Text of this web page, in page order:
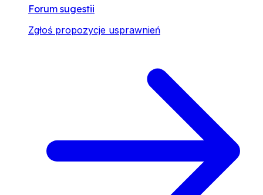
Forum sugestii
Zgłoś propozycje usprawnień